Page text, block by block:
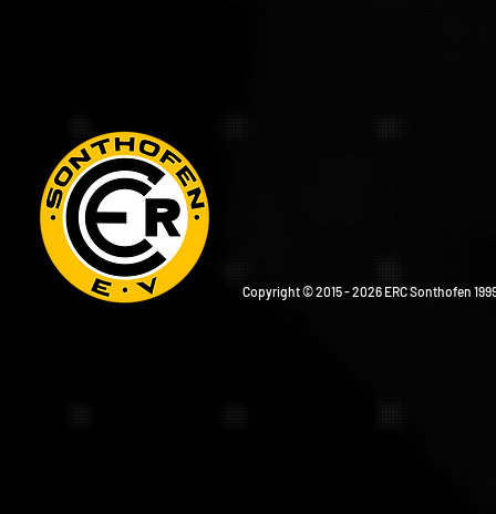
Copyright © 2015 - 2026 ERC Sonthofen